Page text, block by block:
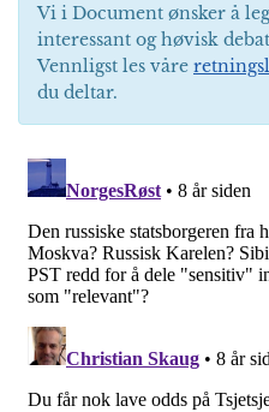
Vi i Document ønsker å
interessant og høvisk
Vennligst les våre
du deltar.